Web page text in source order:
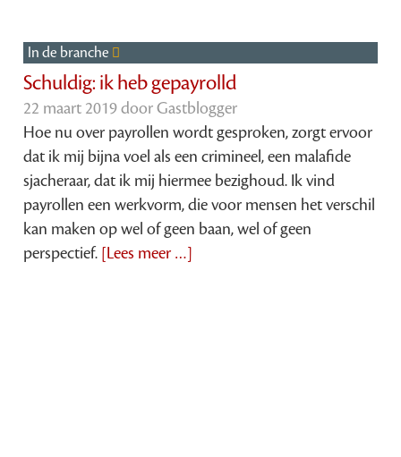
In de branche
Schuldig: ik heb gepayrolld
22 maart 2019 doorGastblogger
Hoe nu over payrollen wordt gesproken, zorgt ervoor
dat ik mij bijna voel als een crimineel, een malafide
sjacheraar, dat ik mij hiermee bezighoud. Ik vind
payrollen een werkvorm, die voor mensen het verschil
kan maken op wel of geen baan, wel of geen
perspectief. [Lees meer …]